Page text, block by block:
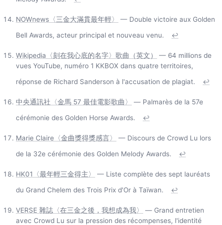
NOWnews〈三金大滿貫最年輕〉
— Double victoire aux Golden
Bell Awards, acteur principal et nouveau venu.
↩
Wikipedia〈刻在我心底的名字〉歌曲（英文）
— 64 millions de
vues YouTube, numéro 1 KKBOX dans quatre territoires,
réponse de Richard Sanderson à l'accusation de plagiat.
↩
中央通訊社〈金馬 57 最佳電影歌曲〉
— Palmarès de la 57e
cérémonie des Golden Horse Awards.
↩
Marie Claire〈金曲獎得獎感言〉
— Discours de Crowd Lu lors
de la 32e cérémonie des Golden Melody Awards.
↩
HK01〈最年輕三金得主〉
— Liste complète des sept lauréats
du Grand Chelem des Trois Prix d'Or à Taïwan.
↩
VERSE 雜誌〈在三金之後，我想成為我〉
— Grand entretien
avec Crowd Lu sur la pression des récompenses, l'identité